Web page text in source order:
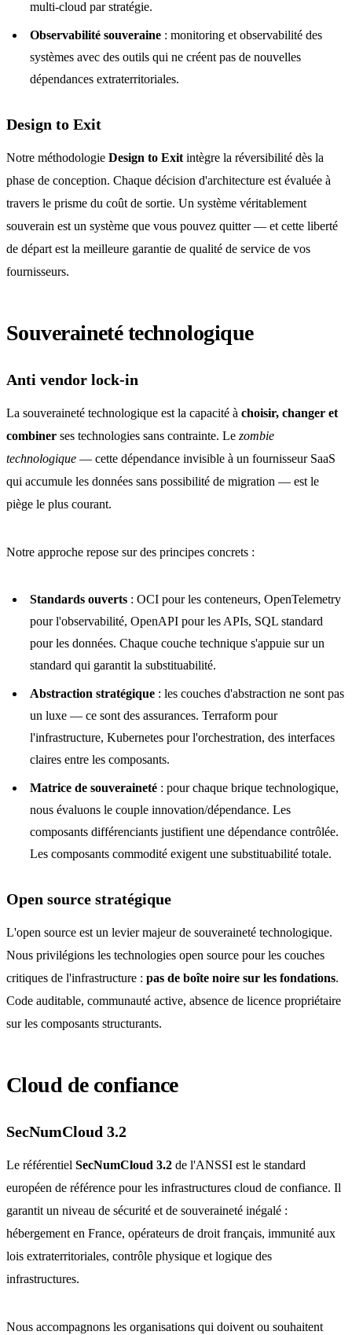
multi-cloud par stratégie.
Observabilité souveraine: monitoring et observabilité des
systèmes avec des outils qui ne créent pas de nouvelles
dépendances extraterritoriales.
Design to Exit
Notre méthodologie Design to Exit intègre la réversibilité dès la
phase de conception. Chaque décision d'architecture est évaluée à
travers le prisme du coût de sortie. Un système véritablement
souverain est un système que vous pouvez quitter — et cette liberté
de départ est la meilleure garantie de qualité de service de vos
fournisseurs.
Souveraineté technologique
Anti vendor lock-in
La souveraineté technologique est la capacité à choisir, changer et
combiner ses technologies sans contrainte. Le zombie
technologique — cette dépendance invisible à un fournisseur SaaS
qui accumule les données sans possibilité de migration — est le
piège le plus courant.
Notre approche repose sur des principes concrets :
Standards ouverts: OCI pour les conteneurs, OpenTelemetry
pour l'observabilité, OpenAPI pour les APIs, SQL standard
pour les données. Chaque couche technique s'appuie sur un
standard qui garantit la substituabilité.
Abstraction stratégique: les couches d'abstraction ne sont pas
un luxe — ce sont des assurances. Terraform pour
l'infrastructure, Kubernetes pour l'orchestration, des interfaces
claires entre les composants.
Matrice de souveraineté: pour chaque brique technologique,
nous évaluons le couple innovation/dépendance. Les
composants différenciants justifient une dépendance contrôlée.
Les composants commodité exigent une substituabilité totale.
Open source stratégique
L'open source est un levier majeur de souveraineté technologique.
Nous privilégions les technologies open source pour les couches
critiques de l'infrastructure : pas de boîte noire sur les fondations.
Code auditable, communauté active, absence de licence propriétaire
sur les composants structurants.
Cloud de confiance
SecNumCloud 3.2
Le référentiel SecNumCloud 3.2 de l'ANSSI est le standard
européen de référence pour les infrastructures cloud de confiance. Il
garantit un niveau de sécurité et de souveraineté inégalé :
hébergement en France, opérateurs de droit français, immunité aux
lois extraterritoriales, contrôle physique et logique des
infrastructures.
Nous accompagnons les organisations qui doivent ou souhaitent